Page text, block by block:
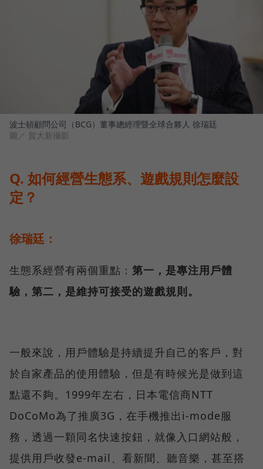
波士頓顧問公司（BCG）董事總經理暨全球合夥人 徐瑞廷
圖／ 賀大新攝影
Q. 如何經營生態系、遊戲規則怎麼設
定？
徐瑞廷：
生態系經營有兩個重點： 第一，是專注用戶體
驗，第二，是維持可接受的遊戲規則。
一般來說，用戶體驗是持續提升自己的客戶，對
於自家產品的使用體驗，但是有時候光是做到這
點還不夠。1999年左右，日本電信商NTT
DoCoMo為了推廣3G，在手機推出i-mode服
務，透過一顆同名快速按鈕，就像入口網站般，
提供用戶收發e-mail、看新聞、聽音樂，甚至搭